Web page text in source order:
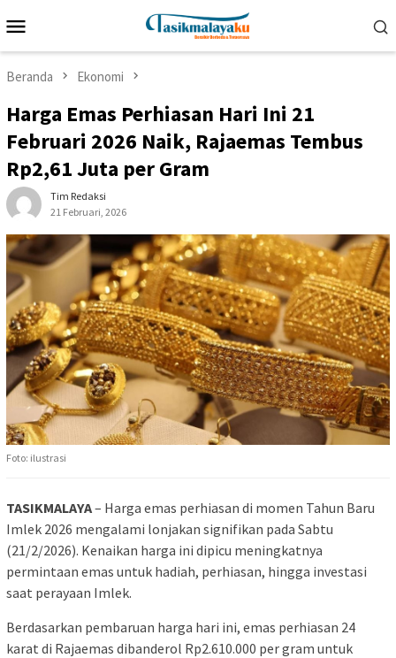
ke
Mobile
Beranda Ekonomi
Harga Emas Perhiasan Hari Ini 21
Februari 2026 Naik, Rajaemas Tembus
Rp2,61 Juta per Gram
Tim Redaksi
21 Februari, 2026
Foto: ilustrasi
TASIKMALAYA– Harga emas perhiasan di momen Tahun Baru
Imlek 2026 mengalami lonjakan signifikan pada Sabtu
(21/2/2026). Kenaikan harga ini dipicu meningkatnya
permintaan emas untuk hadiah, perhiasan, hingga investasi
saat perayaan Imlek.
Berdasarkan pembaruan harga hari ini, emas perhiasan 24
karat di Rajaemas dibanderol Rp2.610.000 per gram untuk